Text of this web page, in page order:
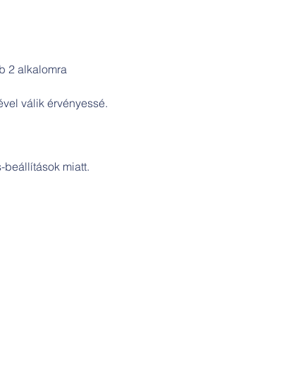
2 alkalomra
válik érvényessé.
beállítások miatt.